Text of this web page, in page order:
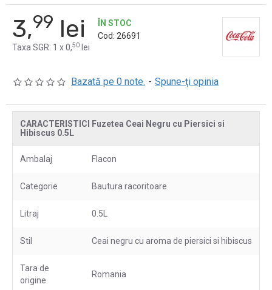
Bazată pe 0 note. - Spune-ţi opinia
3,99 lei
Taxa SGR: 1 x 0,50 lei
ÎN STOC
Cod: 26691
CARACTERISTICI Fuzetea Ceai Negru cu Piersici si
Hibiscus 0.5L
Ambalaj Flacon
Categorie Bautura racoritoare
Litraj 0.5L
Stil Ceai negru cu aroma de piersici si hibiscus
Tara de
origine
Romania